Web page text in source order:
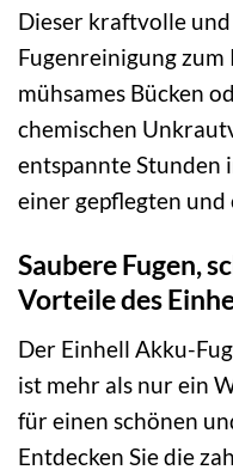
Dieser kraftvolle und
Fugenreinigung
mühsames Bücken
chemischen
entspannte Stunden
einer gepflegten und
Saubere Fugen,
Vorteile des
Der Einhell Akku-
ist mehr als nur ein
für einen schönen
Entdecken Sie die